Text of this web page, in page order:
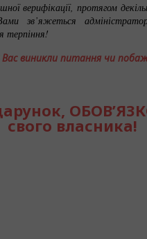
верифікації, протягом
зв’яжеться
терпіння!
виникли питання чи
свого власника!